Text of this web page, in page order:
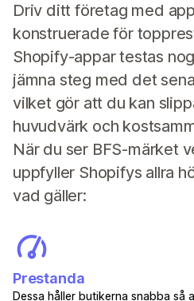
Driv ditt företag med
konstruerade för
Shopify-appar testas
jämna steg med det
vilket gör att du kan
huvudvärk och
När du ser BFS-märket
uppfyller Shopifys allra
vad gäller:
Prestanda
Dessa håller butikerna snabba så